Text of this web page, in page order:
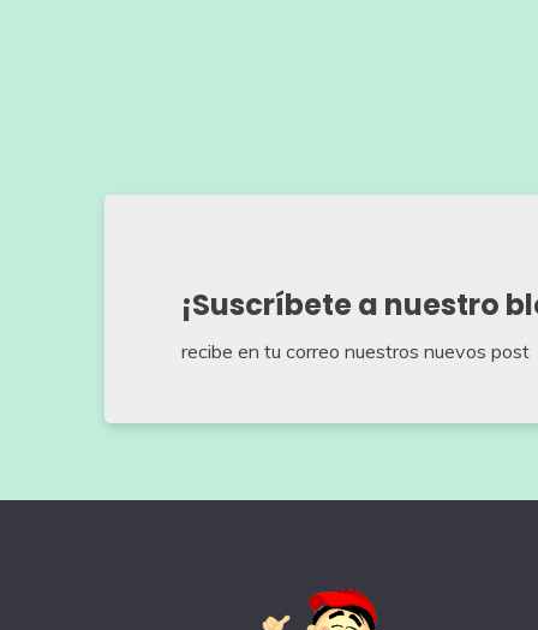
¡Suscríbete a nuestro
recibe en tu correo nuestros nuevos post